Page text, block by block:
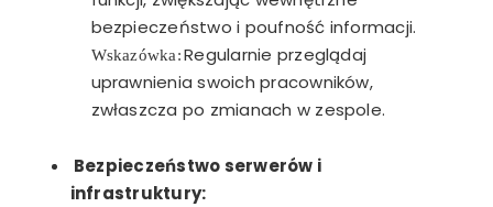
bezpieczeństwo i poufność informacji.
Wskazówka: Regularnie przeglądaj
uprawnienia swoich pracowników,
zwłaszcza po zmianach w zespole.
Bezpieczeństwo serwerów i
infrastruktury: